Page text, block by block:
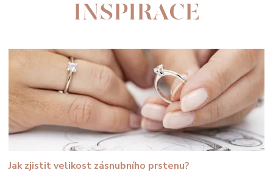
INSPIRACE
Jak zjistit velikost zásnubního prstenu?